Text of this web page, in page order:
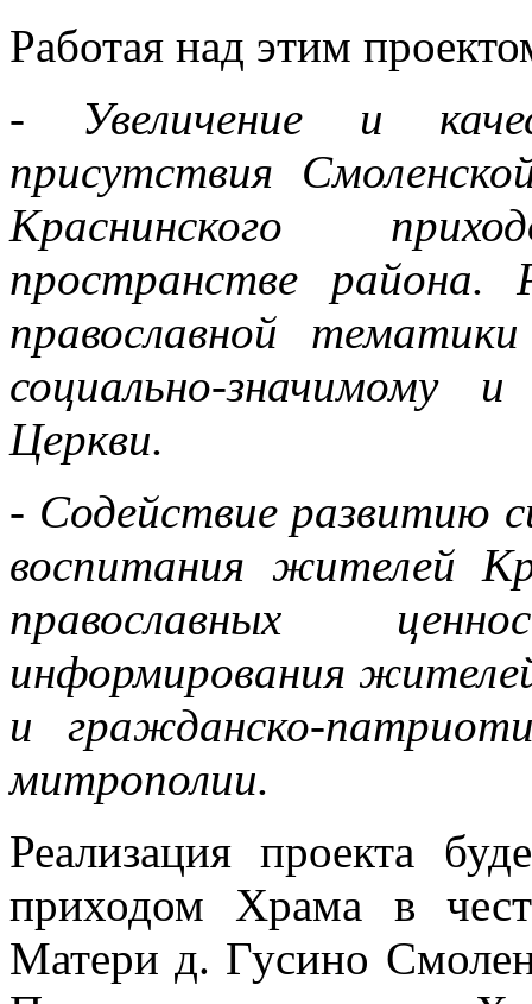
Работая над этим
- Увеличение и
присутствия
Краснинского
пространстве района.
православной
социально-значимому
Церкви.
- Содействие развитию
воспитания жителей
православных
информирования
и гражданско-
митрополии.
Реализация проекта
приходом Храма в
Матери д. Гусино